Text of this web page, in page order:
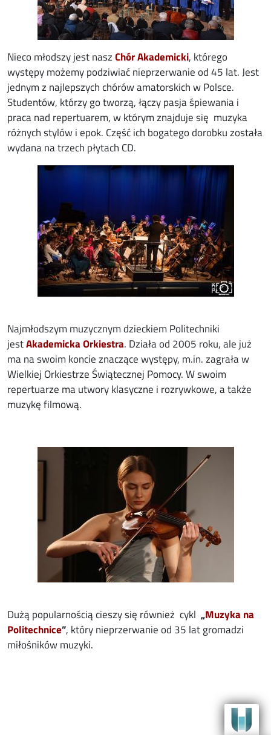
Nieco młodszy jest naszChór Akademicki, którego
występy możemy podziwiać nieprzerwanie od 45 lat. Jest
jednym z najlepszych chórów amatorskich w Polsce.
Studentów, którzy go tworzą, łączy pasja śpiewania i
praca nad repertuarem, w którym znajduje się muzyka
różnych stylów i epok. Część ich bogatego dorobku została
wydana na trzech płytach CD.
Najmłodszym muzycznym dzieckiem Politechniki
jestAkademicka Orkiestra. Działa od 2005 roku, ale już
ma na swoim koncie znaczące występy, m.in. zagrała w
Wielkiej Orkiestrze Świątecznej Pomocy. W swoim
repertuarze ma utwory klasyczne i rozrywkowe, a także
muzykę filmową.
Dużą popularnością cieszy się również cykl „Muzyka na
Politechnice”, który nieprzerwanie od 35 lat gromadzi
miłośników muzyki.